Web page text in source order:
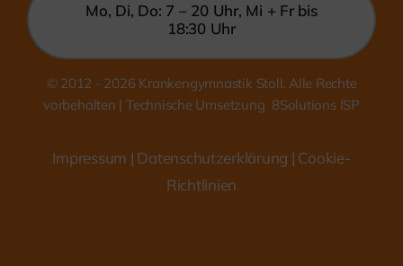
Mo, Di, Do: 7 – 20 Uhr, Mi + Fr bis
18:30 Uhr
© 2012 - 2026 Krankengymnastik Stoll. Alle Rechte
vorbehalten | Technische Umsetzung 8Solutions ISP
Impressum | Datenschutzerklärung | Cookie-
Richtlinien